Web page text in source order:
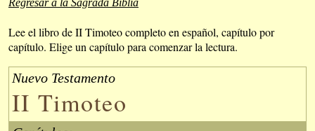
Regresar a la Sagrada Biblia
Lee el libro de II Timoteo completo en español, capítulo por
capítulo. Elige un capítulo para comenzar la lectura.
Nuevo Testamento
II Timoteo